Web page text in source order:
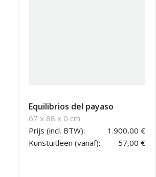
Equilibrios del payaso
67 x 88 x 0 cm
Prijs (incl. BTW):
1.900,00 €
Kunstuitleen (vanaf):
57,00 €